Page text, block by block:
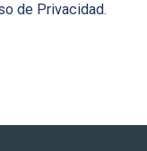
de Privacidad.